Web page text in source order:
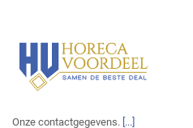
Onze contactgegevens. [...]